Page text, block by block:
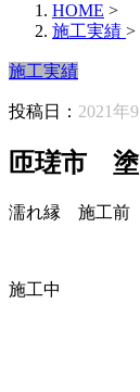
HOME >
施工実績 >
施工実績
投稿日： 2021年
匝瑳市 塗
濡れ縁 施工前
施工中